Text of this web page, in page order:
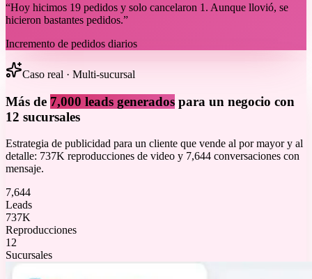
“Hoy hicimos 19 pedidos y solo cancelaron 1. Aunque llovió, se
hicieron bastantes pedidos.”
Incremento de pedidos diarios
Caso real · Multi-sucursal
Más de 7,000 leads generados para un negocio con
12 sucursales
Estrategia de publicidad para un cliente que vende al por mayor y al
detalle: 737K reproducciones de video y 7,644 conversaciones con
mensaje.
7,644
Leads
737K
Reproducciones
12
Sucursales